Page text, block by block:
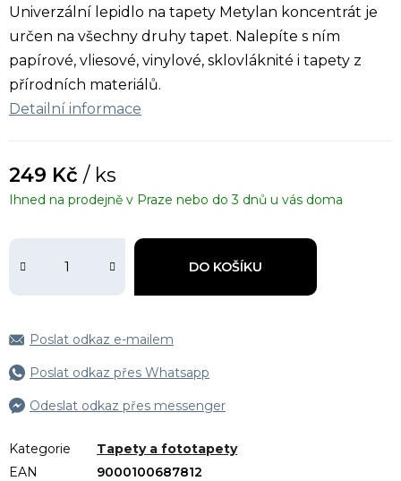
Univerzální lepidlo na tapety Metylan koncentrát je
určen na všechny druhy tapet. Nalepíte s ním
papírové, vliesové, vinylové, sklovláknité i tapety z
přírodních materiálů.
Detailní informace
249 Kč / ks
DO KOŠÍKU
Ihned na prodejně v Praze nebo do 3 dnů u vás doma
Poslat odkaz e-mailem
Poslat odkaz přes Whatsapp
Odeslat odkaz přes messenger
Kategorie
Tapety a fototapety
EAN
9000100687812